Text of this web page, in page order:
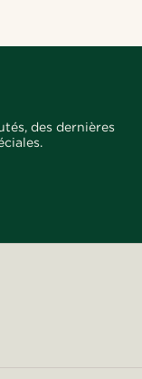
des dernières